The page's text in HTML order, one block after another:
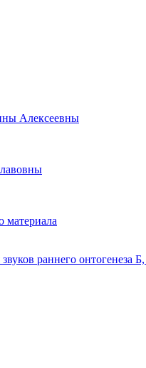
Алексеевны
материала
раннего